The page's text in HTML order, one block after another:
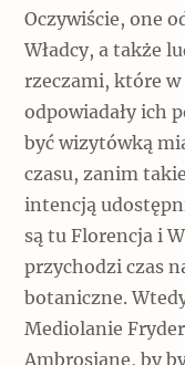
Oczywiście, one
Władcy, a także
rzeczami, które
odpowiadały ich
być wizytówką
czasu, zanim
intencją
są tu Florencja i
przychodzi czas
botaniczne.
Mediolanie
Ambrosianę, by